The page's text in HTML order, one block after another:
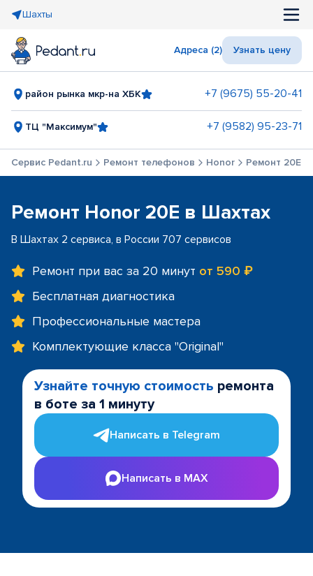
Шахты
Адреса (2) Узнать цену
район рынка мкр-на ХБК +7 (9675) 55-20-41
ТЦ "Максимум" +7 (9582) 95-23-71
Сервис Pedant.ru Ремонт телефонов Honor Ремонт 20E
Ремонт Honor 20E в Шахтах
В Шахтах 2 сервиса, в России 707 сервисов
Ремонт при вас за 20 минут от 590 ₽
Бесплатная диагностика
Профессиональные мастера
Комплектующие класса "Original"
Узнайте точную стоимость ремонта
в боте за 1 минуту
Написать в Telegram
Написать в MAX